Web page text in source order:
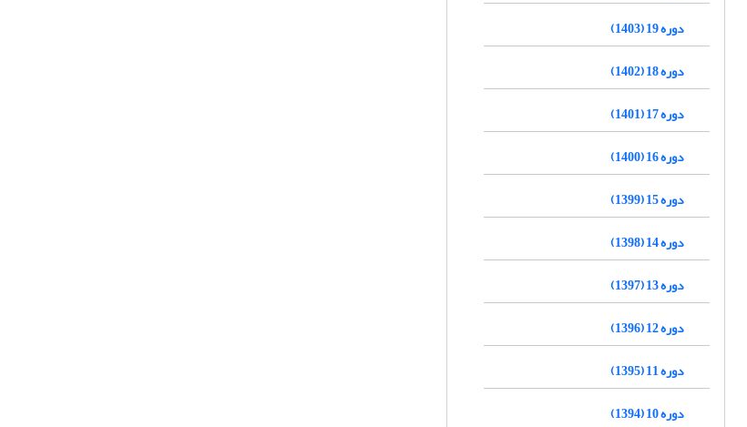
دوره 19 (1403)
دوره 18 (1402)
دوره 17 (1401)
دوره 16 (1400)
دوره 15 (1399)
دوره 14 (1398)
دوره 13 (1397)
دوره 12 (1396)
دوره 11 (1395)
دوره 10 (1394)